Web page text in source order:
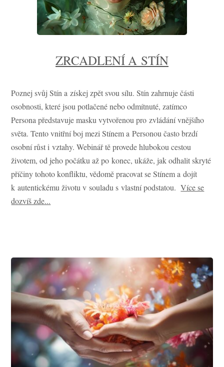
ZRCADLENÍ A STÍN
Poznej svůj Stín a získej zpět svou sílu. Stín zahrnuje části
osobnosti, které jsou potlačené nebo odmítnuté, zatímco
Persona představuje masku vytvořenou pro zvládání vnějšího
světa. Tento vnitřní boj mezi Stínem a Personou často brzdí
osobní růst i vztahy. Webinář tě provede hlubokou cestou
životem, od jeho počátku až po konec, ukáže, jak odhalit skryté
příčiny tohoto konfliktu, vědomě pracovat se Stínem a dojít
k autentickému životu v souladu s vlastní podstatou.Více se
dozvíš zde...